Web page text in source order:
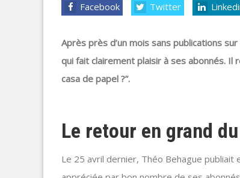
Facebook Twitter
Après près d’un mois sans publications
qui fait clairement plaisir à ses abonnés. Il
casa de papel ?”.
Le retour en grand
Le 25 avril dernier, Théo Behague publiait